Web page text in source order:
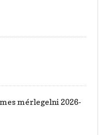
mérlegelni 2026-